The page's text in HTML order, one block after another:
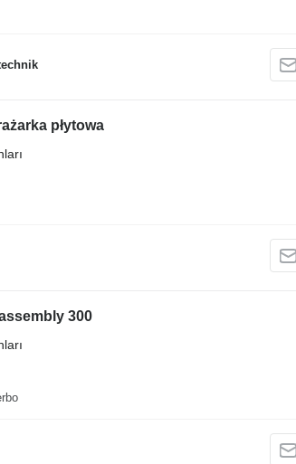
płytowa
300